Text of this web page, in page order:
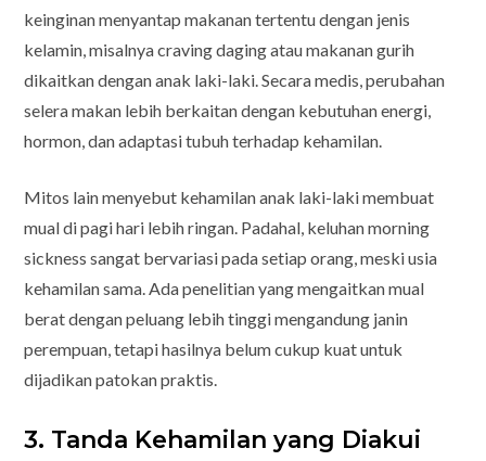
keinginan menyantap makanan tertentu dengan jenis
kelamin, misalnya craving daging atau makanan gurih
dikaitkan dengan anak laki-laki. Secara medis, perubahan
selera makan lebih berkaitan dengan kebutuhan energi,
hormon, dan adaptasi tubuh terhadap kehamilan.
Mitos lain menyebut kehamilan anak laki-laki membuat
mual di pagi hari lebih ringan. Padahal, keluhan morning
sickness sangat bervariasi pada setiap orang, meski usia
kehamilan sama. Ada penelitian yang mengaitkan mual
berat dengan peluang lebih tinggi mengandung janin
perempuan, tetapi hasilnya belum cukup kuat untuk
dijadikan patokan praktis.
3. Tanda Kehamilan yang Diakui